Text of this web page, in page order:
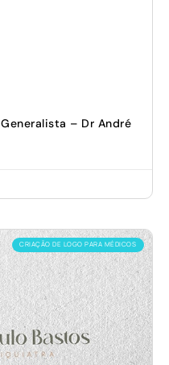
– Dr André
CRIAÇÃO DE LOGO PARA MÉDICOS